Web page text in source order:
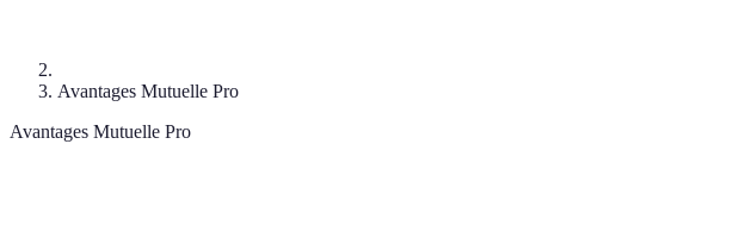
Avantages Mutuelle Pro
Avantages Mutuelle Pro